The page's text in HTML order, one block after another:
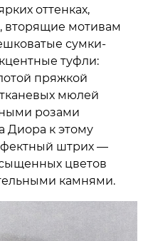
оттенках,
вторящие мотивам
сумки-
туфли:
пряжкой
мюлей
розами
Диора к этому
штрих —
цветов
камнями.